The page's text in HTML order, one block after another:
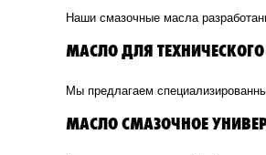
Наши смазочные масла
МАСЛО ДЛЯ
Мы предлагаем
МАСЛО СМАЗОЧНОЕ